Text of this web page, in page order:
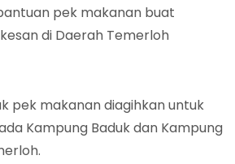
pek makanan buat
di Daerah Temerloh
pek makanan diagihkan untuk
Kampung Baduk dan Kampung